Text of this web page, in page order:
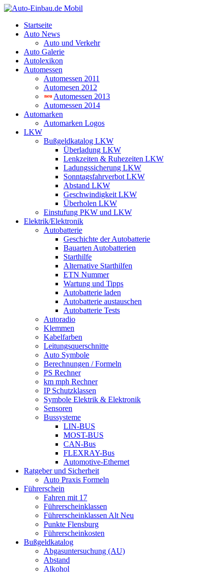
Startseite
Auto News
Auto und Verkehr
Auto Galerie
Autolexikon
Automessen
Automessen 2011
Automesen 2012
Automessen 2013
Automessen 2014
Automarken
Automarken Logos
LKW
Bußgeldkatalog LKW
Überladung LKW
Lenkzeiten & Ruhezeiten LKW
Ladungssicherung LKW
Sonntagsfahrverbot LKW
Abstand LKW
Geschwindigkeit LKW
Überholen LKW
Einstufung PKW und LKW
Elektrik/Elektronik
Autobatterie
Geschichte der Autobatterie
Bauarten Autobatterien
Starthilfe
Alternative Starthilfen
ETN Nummer
Wartung und Tipps
Autobatterie laden
Autobatterie austauschen
Autobatterie Tests
Autoradio
Klemmen
Kabelfarben
Leitungsquerschnitte
Auto Symbole
Berechnungen / Formeln
PS Rechner
km mph Rechner
IP Schutzklassen
Symbole Elektrik & Elektronik
Sensoren
Bussysteme
LIN-BUS
MOST-BUS
CAN-Bus
FLEXRAY-Bus
Automotive-Ethernet
Ratgeber und Sicherheit
Auto Praxis Formeln
Führerschein
Fahren mit 17
Führerscheinklassen
Führerscheinklassen Alt Neu
Punkte Flensburg
Führerscheinkosten
Bußgeldkatalog
Abgasuntersuchung (AU)
Abstand
Alkohol